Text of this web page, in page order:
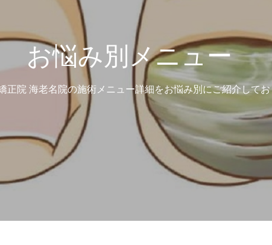
お悩み別メニュー
正院 海老名院の施術メニュー詳細をお悩み別にご紹介して